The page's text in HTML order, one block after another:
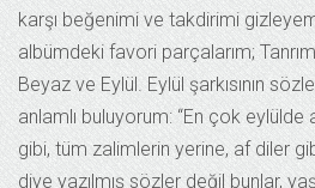
karşı beğenimi ve takdirimi
albümdeki favori parçalarım;
Beyaz ve Eylül. Eylül şarkısının
anlamlı buluyorum: “En çok
gibi, tüm zalimlerin yerine, af diler
diye yazılmış sözler değil bunlar,